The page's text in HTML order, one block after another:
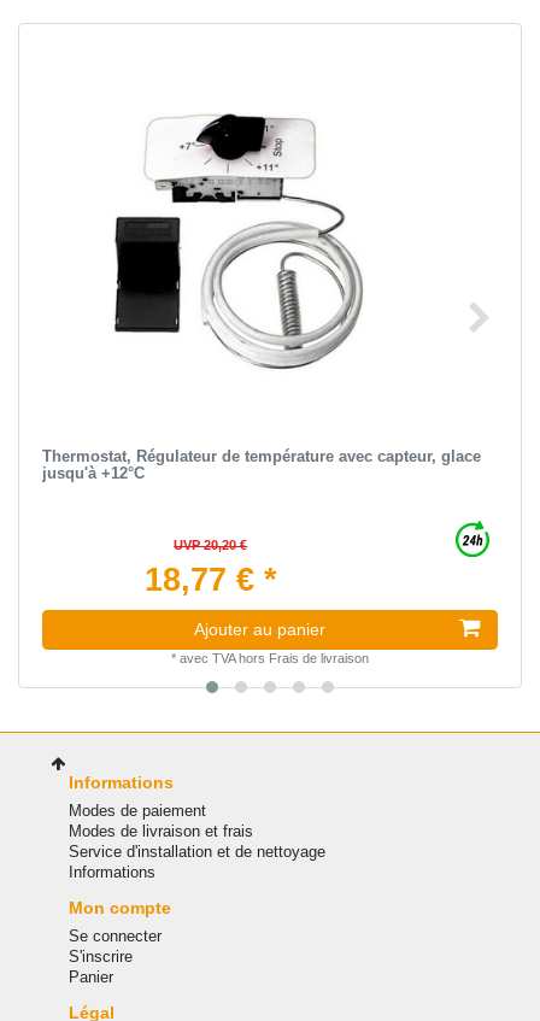
Thermostat, Régulateur de température avec capteur, glace
jusqu'à +12°C
UVP 20,20 €
18,77 € *
Ajouter au panier
* avec TVAhors Frais de livraison
Informations
Modes de paiement
Modes de livraison et frais
Service d'installation et de nettoyage
Informations
Mon compte
Se connecter
S'inscrire
Panier
Légal